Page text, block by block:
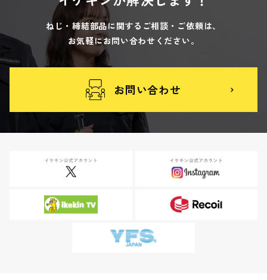
ねじ・締結部品に関するご相談・ご依頼は、
お気軽にお問い合わせください。
お問い合わせ